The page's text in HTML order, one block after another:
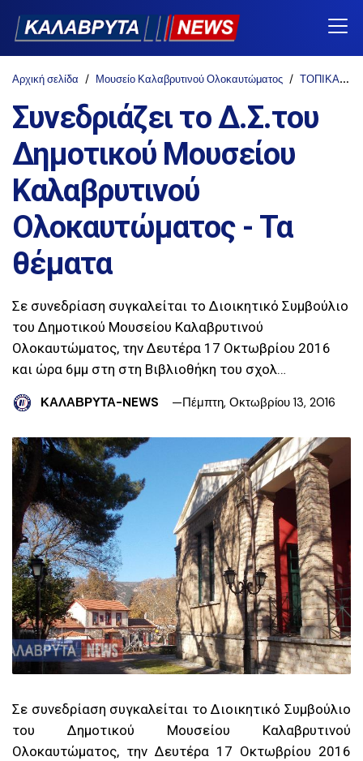
Αρχική σελίδα Μουσείο Καλαβρυτινού Ολοκαυτώματος ΤΟΠΙΚΑ
Συνεδριάζει το Δ.Σ.του
Δημοτικού Μουσείου
Καλαβρυτινού
Ολοκαυτώματος - Τα
θέματα
Σε συνεδρίαση συγκαλείται το Διοικητικό Συμβούλιο
του Δημοτικού Μουσείου Καλαβρυτινού
Ολοκαυτώματος, την Δευτέρα 17 Οκτωβρίου 2016
και ώρα 6μμ στη στη Βιβλιοθήκη του σχολ…
ΚΑΛΑΒΡΥΤΑ-NEWS Πέμπτη, Οκτωβρίου 13, 2016
Σε συνεδρίαση συγκαλείται το Διοικητικό Συμβούλιο
του Δημοτικού Μουσείου Καλαβρυτινού
Ολοκαυτώματος, την Δευτέρα 17 Οκτωβρίου 2016